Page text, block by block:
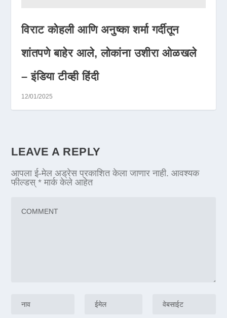
विराट कोहली आणि अनुष्का शर्मा गर्दीतून
शांतपणे बाहेर आले, लोकांना उशीरा ओळखले
– इंडिया टीव्ही हिंदी
12/01/2025
LEAVE A REPLY
आपला ई-मेल अड्रेस प्रकाशित केला जाणार नाही. आवश्यक
फील्डस्* मार्क केले आहेत